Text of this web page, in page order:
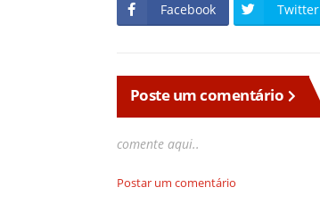
Facebook Twitter
Poste um comentário
comente aqui..
Postar um comentário